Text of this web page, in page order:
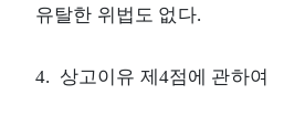
유탈한 위법도 없다.
4. 상고이유 제4점에 관하여